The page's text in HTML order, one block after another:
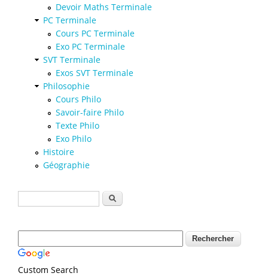
Devoir Maths Terminale
PC Terminale
Cours PC Terminale
Exo PC Terminale
SVT Terminale
Exos SVT Terminale
Philosophie
Cours Philo
Savoir-faire Philo
Texte Philo
Exo Philo
Histoire
Géographie
Formulaire de recherche
Rechercher
Custom Search